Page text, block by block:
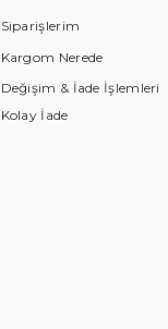
Siparişlerim
Kargom Nerede
Değişim & İade İşlemleri
Kolay İade